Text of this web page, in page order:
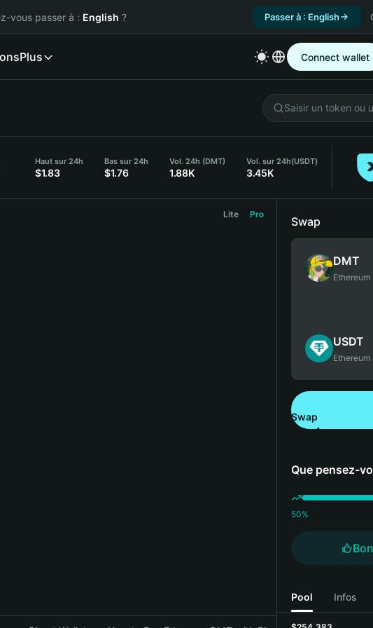
vous passer à : English ? Passer à : English
Plus Connect wallet
Haut sur 24h
$1.83
Bas sur 24h
$1.76
Vol. 24h (DMT)
1.88K
Vol. sur 24h(USDT)
3.45K
Lite Pro
Swap
DMT
Ethereum
USDT
Ethereum
Swap
Que pensez-
50%
Bon
Pool Infos